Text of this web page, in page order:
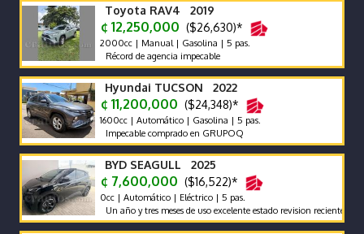
Toyota RAV4 2019
¢ 12,250,000 ($26,630)*
2000cc | Manual | Gasolina | 5 pas.
Récord de agencia impecable
Hyundai TUCSON 2022
¢ 11,200,000 ($24,348)*
1600cc | Automático | Gasolina | 5 pas.
Impecable comprado en GRUPOQ
BYD SEAGULL 2025
¢ 7,600,000 ($16,522)*
0cc | Automático | Eléctrico | 5 pas.
Un año y tres meses de uso excelente estado revision reciente garantias